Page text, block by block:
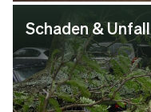
Schaden & Unfall